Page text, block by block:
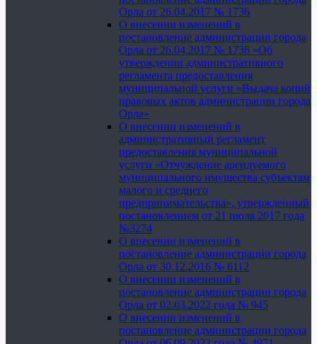
Орла от 26.04.2017 № 1736
О внесении изменений в
постановление администрации города
Орла от 26.04.2017 № 1736 «Об
утверждении административного
регламента предоставления
муниципальной услуги «Выдача копий
правовых актов администрации города
Орла»
О внесении изменений в
административный регламент
предоставления муниципальной
услуги «Отчуждение арендуемого
муниципального имущества субъектам
малого и среднего
предпринимательства», утвержденный
постановлением от 21 июля 2017 года
№3274
О внесении изменений в
постановление администрации города
Орла от 30.12.2016 № 6112
О внесении изменений в
постановление администрации города
Орла от 02.03.2022 года № 945
О внесении изменений в
постановление администрации города